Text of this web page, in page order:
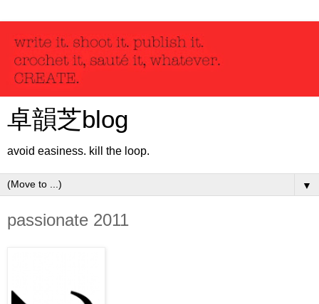
卓韻芝blog
avoid easiness. kill the loop.
▼
passionate 2011